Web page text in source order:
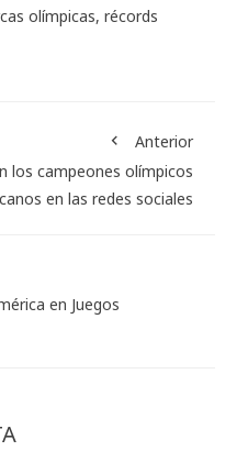
olímpicas, récords
Anterior
los campeones olímpicos
en las redes sociales
en Juegos